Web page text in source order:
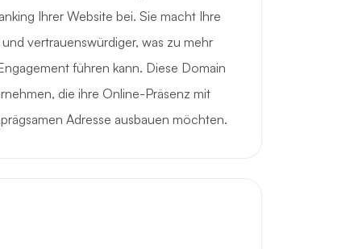
Ihrer Website bei. Sie macht Ihre
vertrauenswürdiger, was zu mehr
führen kann. Diese Domain
die ihre Online-Präsenz mit
Adresse ausbauen möchten.